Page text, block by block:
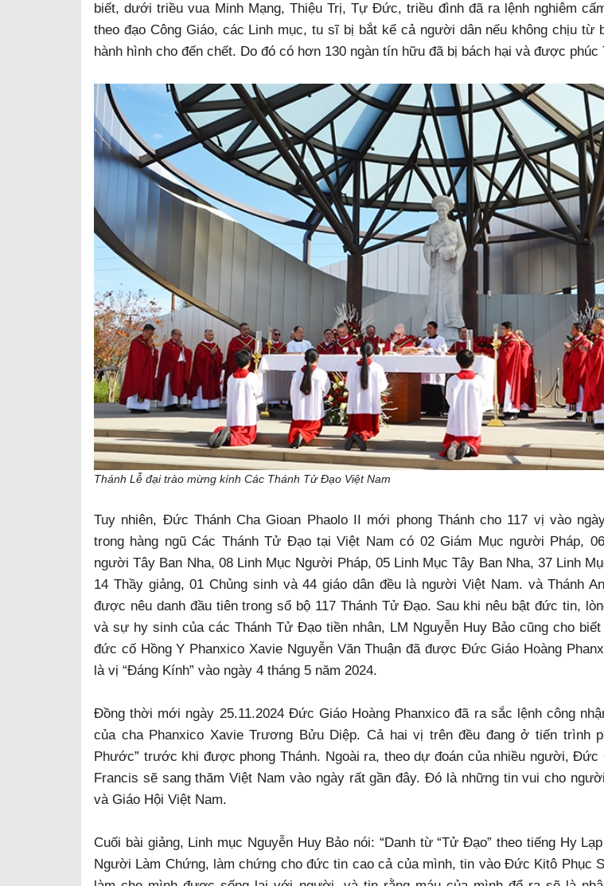
biết, dưới triều vua Minh Mạng, Thiệu Trị, Tự Đức, triều đình đã ra lệnh nghiêm
theo đạo Công Giáo, các Linh mục, tu sĩ bị bắt kể cả người dân nếu không chịu từ
hành hình cho đến chết. Do đó có hơn 130 ngàn tín hữu đã bị bách hại và được
Thánh Lễ đại trào mừng kính Các Thánh Tử Đạo Việt Nam
Tuy nhiên, Đức Thánh Cha Gioan Phaolo II mới phong Thánh cho 117 vị vào
trong hàng ngũ Các Thánh Tử Đạo tại Việt Nam có 02 Giám Mục người Pháp,
người Tây Ban Nha, 08 Linh Mục Người Pháp, 05 Linh Mục Tây Ban Nha, 37 Linh
14 Thầy giảng, 01 Chủng sinh và 44 giáo dân đều là người Việt Nam. và Thánh
được nêu danh đầu tiên trong sổ bộ 117 Thánh Tử Đạo. Sau khi nêu bật đức tin,
và sự hy sinh của các Thánh Tử Đạo tiền nhân, LM Nguyễn Huy Bảo cũng cho
đức cố Hồng Y Phanxico Xavie Nguyễn Văn Thuận đã được Đức Giáo Hoàng
là vị “Đáng Kính” vào ngày 4 tháng 5 năm 2024.
Đồng thời mới ngày 25.11.2024 Đức Giáo Hoàng Phanxico đã ra sắc lệnh công
của cha Phanxico Xavie Trương Bửu Diệp. Cả hai vị trên đều đang ở tiến trình
Phước” trước khi được phong Thánh. Ngoài ra, theo dự đoán của nhiều người, Đức
Francis sẽ sang thăm Việt Nam vào ngày rất gần đây. Đó là những tin vui cho
và Giáo Hội Việt Nam.
Cuối bài giảng, Linh mục Nguyễn Huy Bảo nói: “Danh từ “Tử Đạo” theo tiếng Hy
Người Làm Chứng, làm chứng cho đức tin cao cả của mình, tin vào Đức Kitô Phục